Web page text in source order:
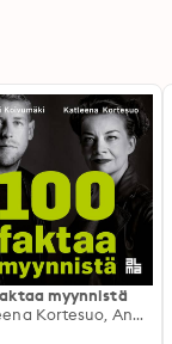
myynnistä
Katleena Kortesuo, Andrei Koivumäki